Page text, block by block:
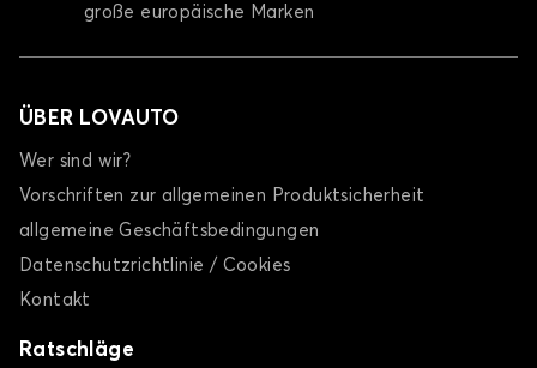
große europäische Marken
ÜBER LOVAUTO
Wer sind wir?
Vorschriften zur allgemeinen Produktsicherheit
allgemeine Geschäftsbedingungen
Datenschutzrichtlinie / Cookies
Kontakt
Ratschläge